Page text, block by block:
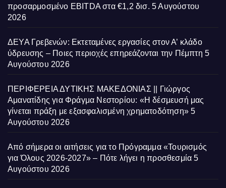
προσαρμοσμένο EBITDA στα €1,2 δισ. 5 Αυγούστου
2026
ΔΕΥΑ Γρεβενών: Εκτεταμένες εργασίες στον Α’ κλάδο
ύδρευσης – Ποιες περιοχές επηρεάζονται την Πέμπτη 5
Αυγούστου 2026
ΠΕΡΙΦΕΡΕΙΑ ΔΥΤΙΚΗΣ ΜΑΚΕΔΟΝΙΑΣ || Γιώργος
Αμανατίδης για Φράγμα Νεστορίου: «Η δέσμευσή μας
γίνεται πράξη με εξασφαλισμένη χρηματοδότηση» 5
Αυγούστου 2026
Από σήμερα οι αιτήσεις για το Πρόγραμμα «Τουρισμός
για Όλους 2026-2027» – Πότε λήγει η προσθεσμία 5
Αυγούστου 2026